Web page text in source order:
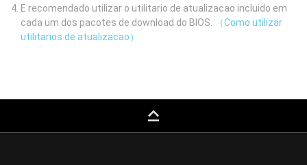
E recomendado utilizar o utilitario de atualizacao incluido em
cada um dos pacotes de download do BIOS.
（Como utilizar
utilitarios de atualizacao）
keyboard_capslock